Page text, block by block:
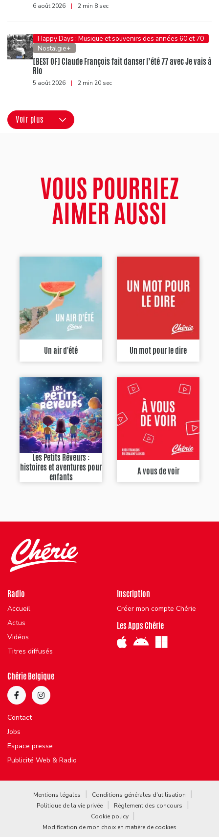
6 août 2026 | 2 min 8 sec
Happy Days : Musique et souvenirs des années 60 et 70
Nostalgie+
[BEST OF] Claude François fait danser l’été 77 avec Je vais à
Rio
5 août 2026 | 2 min 20 sec
Voir plus
VOUS POURRIEZ
AIMER AUSSI
Un air d'été Un mot pour le dire
Les Petits Rêveurs :
histoires et aventures pour
enfants
A vous de voir
Radio
Accueil
Actus
Vidéos
Titres diffusés
Inscription
Créer mon compte Chérie
Les Apps Chérie
Chérie Belgique
Contact
Jobs
Espace presse
Publicité Web & Radio
Mentions légales
Conditions générales d'utilisation
Politique de la vie privée
Règlement des concours
Cookie policy
Modification de mon choix en matière de cookies